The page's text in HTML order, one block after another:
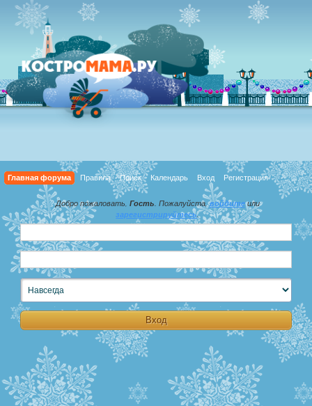
Главная форума Правила Поиск Календарь Вход Регистрация
Добро пожаловать, Гость . Пожалуйста,войдитеили
зарегистрируйтесь.